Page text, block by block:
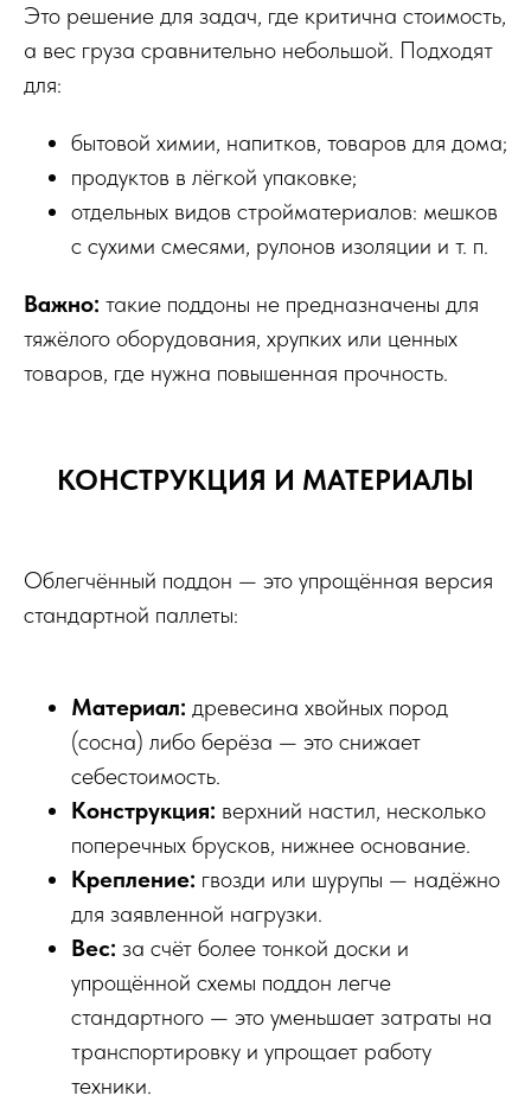
Это решение для задач, где критична стоимость,
а вес груза сравнительно небольшой. Подходят
для:
бытовой химии, напитков, товаров для дома;
продуктов в лёгкой упаковке;
отдельных видов стройматериалов: мешков
с сухими смесями, рулонов изоляции и т. п.
Важно: такие поддоны не предназначены для
тяжёлого оборудования, хрупких или ценных
товаров, где нужна повышенная прочность.
КОНСТРУКЦИЯ И МАТЕРИАЛЫ
Облегчённый поддон — это упрощённая версия
стандартной паллеты:
Материал: древесина хвойных пород
(сосна) либо берёза — это снижает
себестоимость.
Конструкция: верхний настил, несколько
поперечных брусков, нижнее основание.
Крепление: гвозди или шурупы — надёжно
для заявленной нагрузки.
Вес: за счёт более тонкой доски и
упрощённой схемы поддон легче
стандартного — это уменьшает затраты на
транспортировку и упрощает работу
техники.